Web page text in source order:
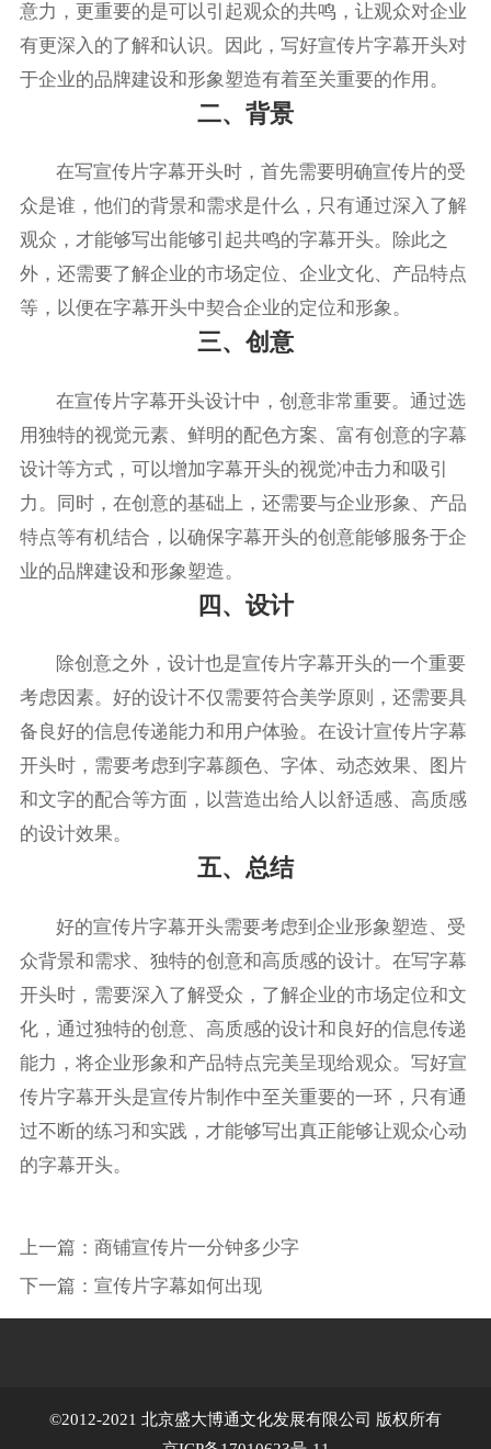
意力，更重要的是可以引起观众的共鸣，让观众对企业
有更深入的了解和认识。因此，写好宣传片字幕开头对
于企业的品牌建设和形象塑造有着至关重要的作用。
二、背景
在写宣传片字幕开头时，首先需要明确宣传片的受
众是谁，他们的背景和需求是什么，只有通过深入了解
观众，才能够写出能够引起共鸣的字幕开头。除此之
外，还需要了解企业的市场定位、企业文化、产品特点
等，以便在字幕开头中契合企业的定位和形象。
三、创意
在宣传片字幕开头设计中，创意非常重要。通过选
用独特的视觉元素、鲜明的配色方案、富有创意的字幕
设计等方式，可以增加字幕开头的视觉冲击力和吸引
力。同时，在创意的基础上，还需要与企业形象、产品
特点等有机结合，以确保字幕开头的创意能够服务于企
业的品牌建设和形象塑造。
四、设计
除创意之外，设计也是宣传片字幕开头的一个重要
考虑因素。好的设计不仅需要符合美学原则，还需要具
备良好的信息传递能力和用户体验。在设计宣传片字幕
开头时，需要考虑到字幕颜色、字体、动态效果、图片
和文字的配合等方面，以营造出给人以舒适感、高质感
的设计效果。
五、总结
好的宣传片字幕开头需要考虑到企业形象塑造、受
众背景和需求、独特的创意和高质感的设计。在写字幕
开头时，需要深入了解受众，了解企业的市场定位和文
化，通过独特的创意、高质感的设计和良好的信息传递
能力，将企业形象和产品特点完美呈现给观众。写好宣
传片字幕开头是宣传片制作中至关重要的一环，只有通
过不断的练习和实践，才能够写出真正能够让观众心动
的字幕开头。
上一篇： 商铺宣传片一分钟多少字
下一篇： 宣传片字幕如何出现
©2012-2021 北京盛大博通文化发展有限公司 版权所有